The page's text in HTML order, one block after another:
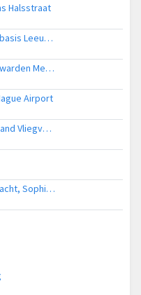
Halsstraat
Ambulancehelikopter naar Vliegbasis Leeuwarden
Ambulancehelikopter naar Leeuwarden Medical Center Heliport
Airport
Ambulancehelikopter naar Ameland Vliegveld Ballum
Lifeliner 2 naar Hendrik-Ido-Ambacht, Sophiapark-West